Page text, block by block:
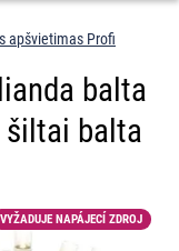
apšvietimas Profi
balta
šiltai balta
VYŽADUJE NAPÁJECÍ ZDROJ